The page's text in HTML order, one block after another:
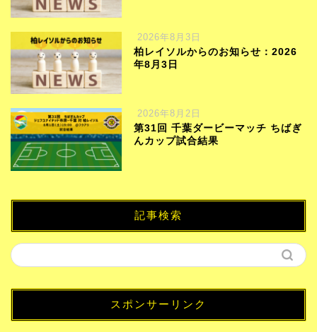
2026年8月3日
柏レイソルからのお知らせ：2026
年8月3日
2026年8月2日
第31回 千葉ダービーマッチ ちばぎ
んカップ試合結果
記事検索
スポンサーリンク